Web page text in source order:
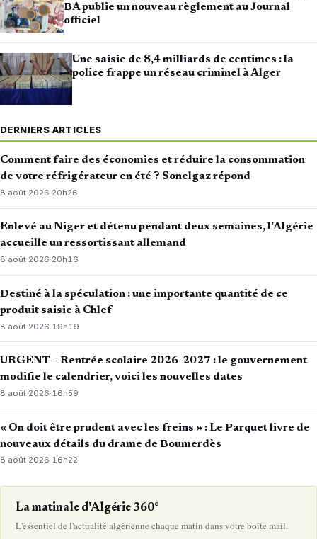
BA publie un nouveau règlement au Journal
officiel
Une saisie de 8,4 milliards de centimes : la
police frappe un réseau criminel à Alger
DERNIERS ARTICLES
Comment faire des économies et réduire la consommation
de votre réfrigérateur en été ? Sonelgaz répond
8 août 2026·20h26
Enlevé au Niger et détenu pendant deux semaines, l’Algérie
accueille un ressortissant allemand
8 août 2026·20h16
Destiné à la spéculation : une importante quantité de ce
produit saisie à Chlef
8 août 2026· 19h19
URGENT – Rentrée scolaire 2026-2027 : le gouvernement
modifie le calendrier, voici les nouvelles dates
8 août 2026·16h59
« On doit être prudent avec les freins » : Le Parquet livre de
nouveaux détails du drame de Boumerdès
8 août 2026·16h22
La matinale d'Algérie 360°
L'essentiel de l'actualité algérienne chaque matin dans votre boîte mail.